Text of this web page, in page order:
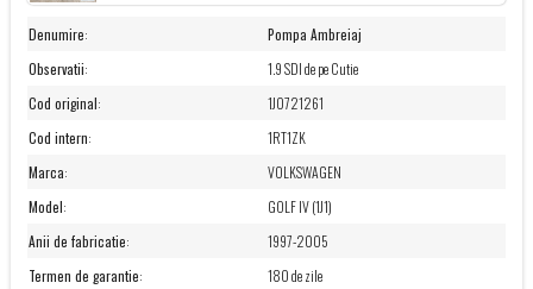
Denumire:
Pompa Ambreiaj
Observatii:
1.9 SDI de pe Cutie
Cod original:
1J0721261
Cod intern:
1RT1ZK
Marca:
VOLKSWAGEN
Model:
GOLF IV (1J1)
Anii de fabricatie:
1997-2005
Termen de garantie:
180 de zile